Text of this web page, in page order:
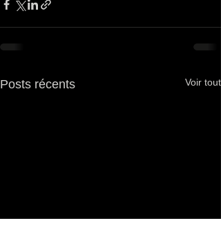
Posts récents Voir tout